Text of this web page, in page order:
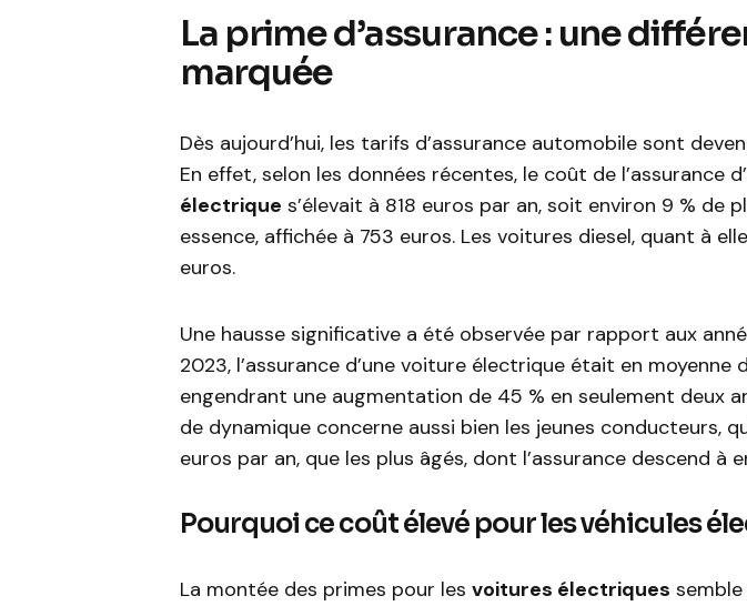
La prime d’assurance : une
marquée
Dès aujourd’hui, les tarifs d’assurance automobile sont
En effet, selon les données récentes, le coût de l’assurance
électrique s’élevait à 818 euros par an, soit environ 9 % de
essence, affichée à 753 euros. Les voitures diesel, quant à
euros.
Une hausse significative a été observée par rapport aux
2023, l’assurance d’une voiture électrique était en moyenne
engendrant une augmentation de 45 % en seulement deux
de dynamique concerne aussi bien les jeunes conducteurs,
euros par an, que les plus âgés, dont l’assurance descend à
Pourquoi ce coût élevé pour les véhicules
La montée des primes pour les voitures électriques semble